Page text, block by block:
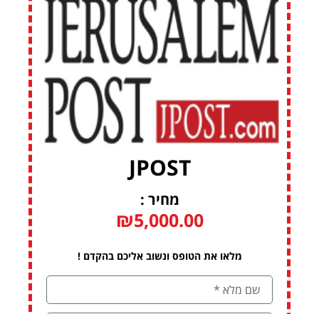
JPOST
מחיר :
₪5,000.00
מלאו את הטופס ונשוב אליכם בהקדם !